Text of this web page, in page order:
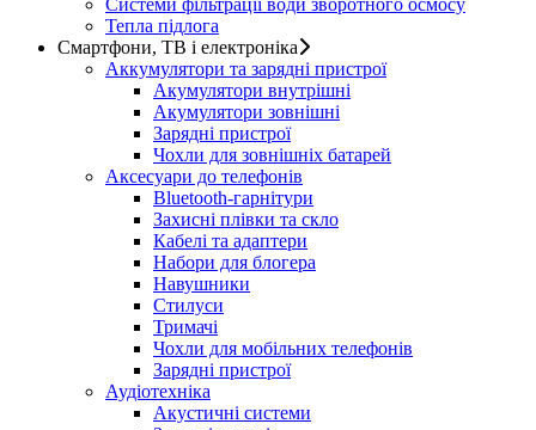
Системи фільтрації води зворотного осмосу
Тепла підлога
Смартфони, ТВ і електроніка
Аккумулятори та зарядні пристрої
Акумулятори внутрішні
Акумулятори зовнішні
Зарядні пристрої
Чохли для зовнішніх батарей
Аксесуари до телефонів
Bluetooth-гарнітури
Захисні плівки та скло
Кабелі та адаптери
Набори для блогера
Навушники
Стилуси
Тримачі
Чохли для мобільних телефонів
Зарядні пристрої
Аудіотехніка
Акустичні системи